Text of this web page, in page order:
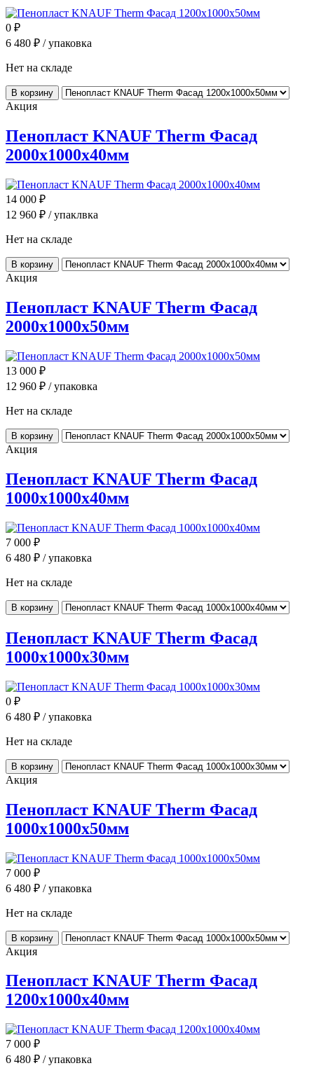
0 ₽
6 480 ₽ / упаковка
Нет на складе
В корзину
Акция
Пенопласт KNAUF Therm Фасад
2000x1000x40мм
14 000 ₽
12 960 ₽ / упаклвка
Нет на складе
В корзину
Акция
Пенопласт KNAUF Therm Фасад
2000x1000x50мм
13 000 ₽
12 960 ₽ / упаковка
Нет на складе
В корзину
Акция
Пенопласт KNAUF Therm Фасад
1000x1000x40мм
7 000 ₽
6 480 ₽ / упаковка
Нет на складе
В корзину
Пенопласт KNAUF Therm Фасад
1000x1000x30мм
0 ₽
6 480 ₽ / упаковка
Нет на складе
В корзину
Акция
Пенопласт KNAUF Therm Фасад
1000x1000x50мм
7 000 ₽
6 480 ₽ / упаковка
Нет на складе
В корзину
Акция
Пенопласт KNAUF Therm Фасад
1200x1000x40мм
7 000 ₽
6 480 ₽ / упаковка